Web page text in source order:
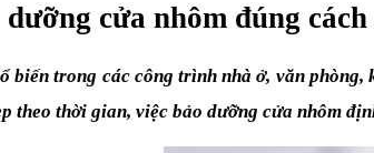
cửa nhôm đúng
biến trong các công trình nhà ở, văn
theo thời gian, việc bảo dưỡng cửa nhôm